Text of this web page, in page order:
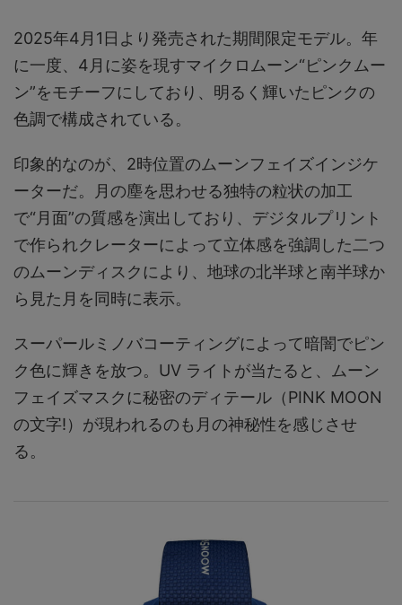
2025年4月1日より発売された期間限定モデル。年
に一度、4月に姿を現すマイクロムーン“ピンクムー
ン”をモチーフにしており、明るく輝いたピンクの
色調で構成されている。
印象的なのが、2時位置のムーンフェイズインジケ
ーターだ。月の塵を思わせる独特の粒状の加工
で“月面”の質感を演出しており、デジタルプリント
で作られクレーターによって立体感を強調した二つ
のムーンディスクにより、地球の北半球と南半球か
ら見た月を同時に表示。
スーパールミノバコーティングによって暗闇でピン
ク色に輝きを放つ。UV ライトが当たると、ムーン
フェイズマスクに秘密のディテール（PINK MOON
の文字!）が現われるのも月の神秘性を感じさせ
る。